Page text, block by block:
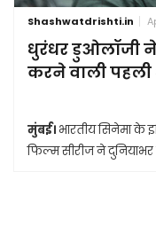
Shashwatdrishti.in
धुरंधर डुओलॉजी ने
करने वाली पहली
मुंबई। भारतीय सिनेमा के
फिल्म सीरीज ने